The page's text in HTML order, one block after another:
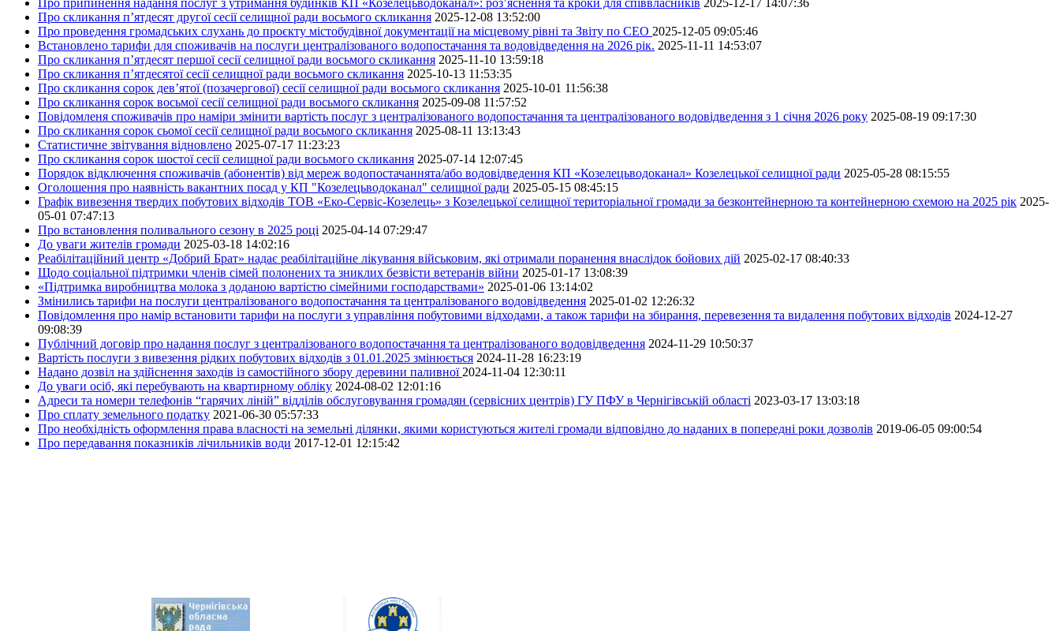
Про припинення надання послуг з утримання будинків КП «Козелецьводоканал»: роз’яснення та кроки для співвласників 2025-12-17 14:07:36
Про скликання п’ятдесят другої сесії селищної ради восьмого скликання 2025-12-08 13:52:00
Про проведення громадських слухань до проєкту містобудівної документації на місцевому рівні та Звіту по СЕО 2025-12-05 09:05:46
Встановлено тарифи для споживачів на послуги централізованого водопостачання та водовідведення на 2026 рік. 2025-11-11 14:53:07
Про скликання п’ятдесят першої сесії селищної ради восьмого скликання 2025-11-10 13:59:18
Про скликання п’ятдесятої сесії селищної ради восьмого скликання 2025-10-13 11:53:35
Про скликання сорок дев’ятої (позачергової) сесії селищної ради восьмого скликання 2025-10-01 11:56:38
Про скликання сорок восьмої сесії селищної ради восьмого скликання 2025-09-08 11:57:52
Повідомленя споживачів про наміри змінити вартість послуг з централізованого водопостачання та централізованого водовідведення з 1 січня 2026 року 2025-08-19 09:17:30
Про скликання сорок сьомої сесії селищної ради восьмого скликання 2025-08-11 13:13:43
Статистичне звітування відновлено 2025-07-17 11:23:23
Про скликання сорок шостої сесії селищної ради восьмого скликання 2025-07-14 12:07:45
Порядок відключення споживачів (абонентів) від мереж водопостачаннята/або водовідведення КП «Козелецьводоканал» Козелецької селищної ради 2025-05-28 08:15:55
Оголошення про наявність вакантних посад у КП "Козелецьводоканал" селищної ради 2025-05-15 08:45:15
Графік вивезення твердих побутових відходів ТОВ «Еко-Сервіс-Козелець» з Козелецької селищної територіальної громади за безконтейнерною та контейнерною схемою на 2025 рік 2025-
05-01 07:47:13
Про встановлення поливального сезону в 2025 році 2025-04-14 07:29:47
До уваги жителів громади 2025-03-18 14:02:16
Реабілітаційний центр «Добрий Брат» надає реабілітаційне лікування військовим, які отримали поранення внаслідок бойових дій 2025-02-17 08:40:33
Щодо соціальної підтримки членів сімей полонених та зниклих безвісти ветеранів війни 2025-01-17 13:08:39
«Підтримка виробництва молока з доданою вартістю сімейними господарствами» 2025-01-06 13:14:02
Змінились тарифи на послуги централізованого водопостачання та централізованого водовідведення 2025-01-02 12:26:32
Повідомлення про намір встановити тарифи на послуги з управління побутовими відходами, а також тарифи на збирання, перевезення та видалення побутових відходів 2024-12-27
09:08:39
Публічний договір про надання послуг з централізованого водопостачання та централізованого водовідведення 2024-11-29 10:50:37
Вартість послуги з вивезення рідких побутових відходів з 01.01.2025 змінюється 2024-11-28 16:23:19
Надано дозвіл на здійснення заходів із самостійного збору деревини паливної2024-11-04 12:30:11
До уваги осіб, які перебувають на квартирному обліку 2024-08-02 12:01:16
Адреси та номери телефонів “гарячих ліній” відділів обслуговування громадян (сервісних центрів) ГУ ПФУ в Чернігівській області 2023-03-17 13:03:18
Про сплату земельного податку 2021-06-30 05:57:33
Про необхідність оформлення права власності на земельні ділянки, якими користуються жителі громади відповідно до наданих в попередні роки дозволів 2019-06-05 09:00:54
Про передавання показників лічильників води 2017-12-01 12:15:42